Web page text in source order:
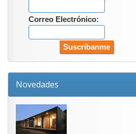
Correo Electrónico:
Novedades